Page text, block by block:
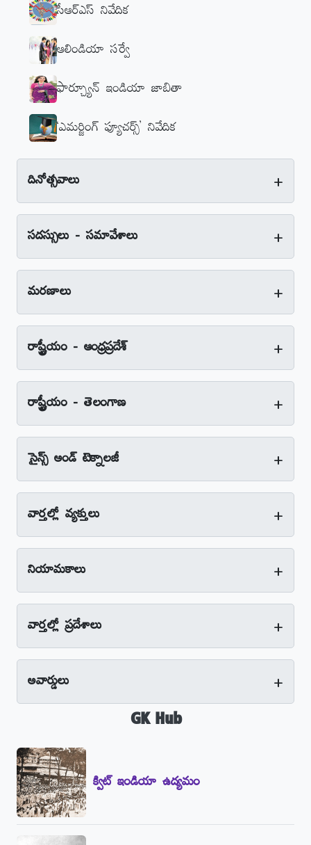
సీఆర్‌ఎస్‌ నివేదిక
ఆలిండియా సర్వే
ఫార్చ్యూన్‌ ఇండియా జాబితా
‘ఎమర్జింగ్‌ ఫ్యూచర్స్‌’ నివేదిక
దినోత్సవాలు +
సదస్సులు - సమావేశాలు +
మరణాలు +
రాష్ట్రీయం - ఆంధ్రప్రదేశ్‌ +
రాష్ట్రీయం - తెలంగాణ +
సైన్స్‌ అండ్‌ టెక్నాలజీ +
వార్తల్లో వ్యక్తులు +
నియామకాలు +
వార్తల్లో ప్రదేశాలు +
అవార్డులు +
GK Hub
క్విట్‌ ఇండియా ఉద్యమం